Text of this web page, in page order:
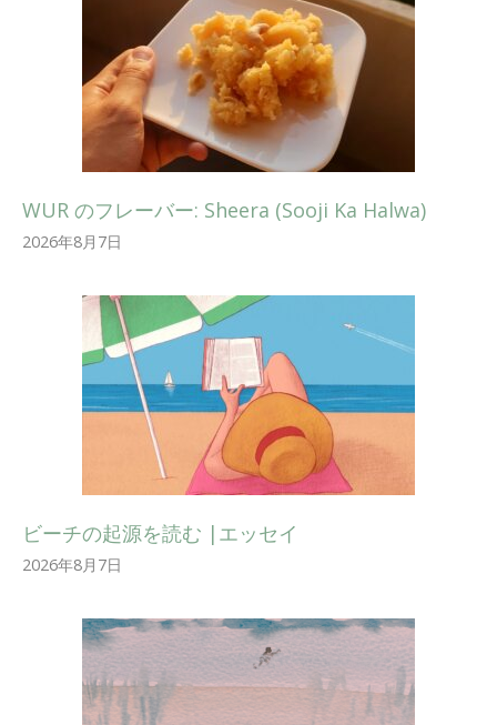
WUR のフレーバー: Sheera (Sooji Ka Halwa)
2026年8月7日
ビーチの起源を読む |エッセイ
2026年8月7日